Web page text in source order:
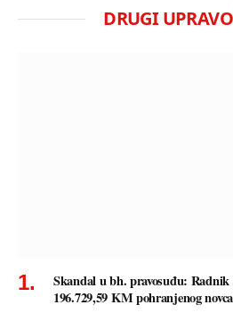
DRUGI
Skandal u bh. pravosuđu:
196.729,59 KM pohranjenog novca